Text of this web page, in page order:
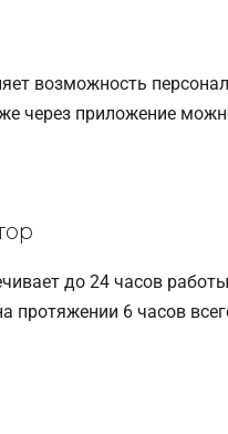
возможность
через приложение
до 24 часов
протяжении 6 часов